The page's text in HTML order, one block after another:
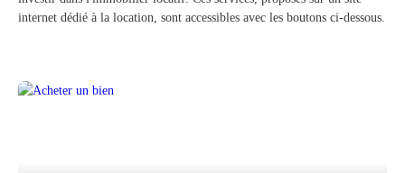
internet dédié à la location, sont accessibles avec les boutons ci-dessous.